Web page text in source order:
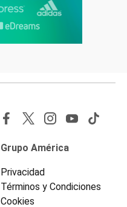
Grupo América
Privacidad
Términos y Condiciones
Cookies